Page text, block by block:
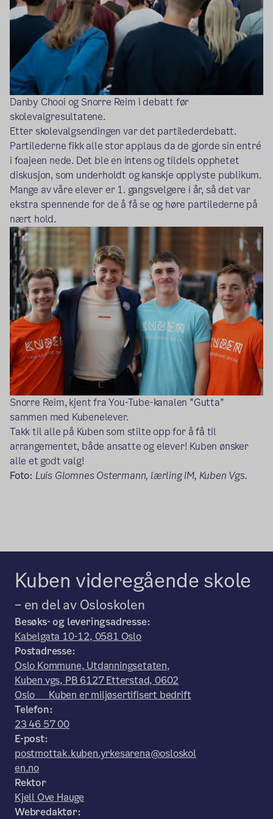
Danby Chooi og Snorre Reim i debatt før
skolevalgresultatene.
Etter skolevalgsendingen var det partilederdebatt.
Partilederne fikk alle stor applaus da de gjorde sin entré
i foajeen nede. Det ble en intens og tildels opphetet
diskusjon, som underholdt og kanskje opplyste publikum.
Mange av våre elever er 1. gangsvelgere i år, så det var
ekstra spennende for de å få se og høre partilederne på
nært hold.
Snorre Reim, kjent fra You-Tube-kanalen "Gutta"
sammen med Kubenelever.
Takk til alle på Kuben som stilte opp for å få til
arrangementet, både ansatte og elever! Kuben ønsker
alle et godt valg!
Foto: Luis Glomnes Ostermann, lærling IM, Kuben Vgs.
Kuben videregående skole
– en del av Osloskolen
Besøks- og leveringsadresse:
Kabelgata 10-12, 0581 Oslo
Postadresse:
Oslo Kommune, Utdanningsetaten,
Kuben vgs, PB 6127 Etterstad, 0602
Oslo Kuben er miljøsertifisert bedrift
Telefon:
23 46 57 00
E-post:
postmottak.kuben.yrkesarena@osloskol
en.no
Rektor
Kjell Ove Hauge
Webredaktør: